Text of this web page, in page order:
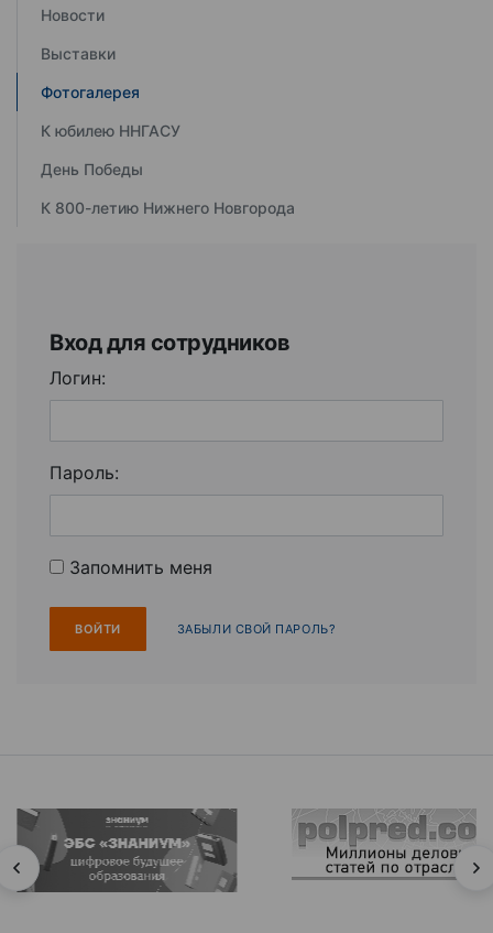
Новости
Выставки
Фотогалерея
К юбилею ННГАСУ
День Победы
К 800-летию Нижнего Новгорода
Вход для сотрудников
Логин:
Пароль:
Запомнить меня
ЗАБЫЛИ СВОЙ ПАРОЛЬ?